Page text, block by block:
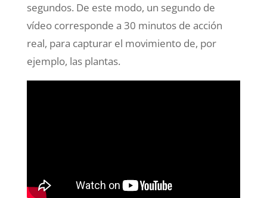
segundos. De este modo, un segundo de
vídeo corresponde a 30 minutos de acción
real, para capturar el movimiento de, por
ejemplo, las plantas.